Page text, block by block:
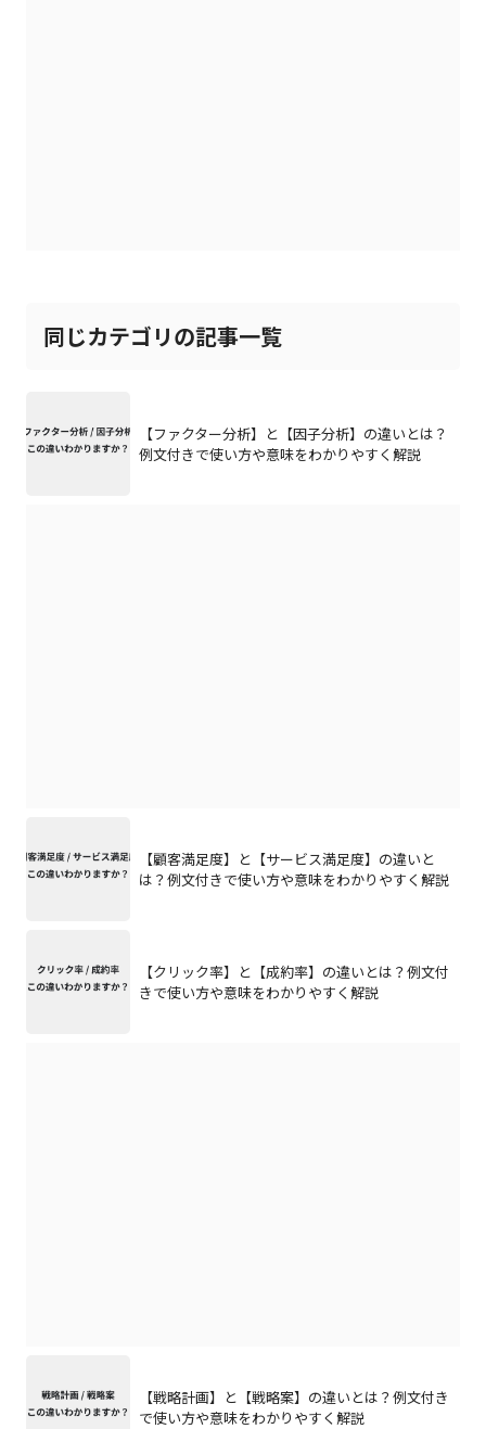
同じカテゴリの記事一覧
【ファクター分析】と【因子分析】の違いとは？
例文付きで使い方や意味をわかりやすく解説
【顧客満足度】と【サービス満足度】の違いと
は？例文付きで使い方や意味をわかりやすく解説
【クリック率】と【成約率】の違いとは？例文付
きで使い方や意味をわかりやすく解説
【戦略計画】と【戦略案】の違いとは？例文付き
で使い方や意味をわかりやすく解説